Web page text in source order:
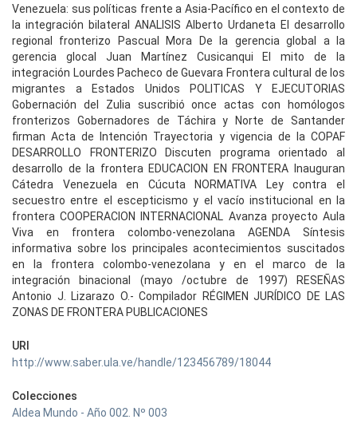
Venezuela: sus políticas frente a Asia-Pacífico en el contexto de
la integración bilateral ANALISIS Alberto Urdaneta El desarrollo
regional fronterizo Pascual Mora De la gerencia global a la
gerencia glocal Juan Martínez Cusicanqui El mito de la
integración Lourdes Pacheco de Guevara Frontera cultural de los
migrantes a Estados Unidos POLITICAS Y EJECUTORIAS
Gobernación del Zulia suscribió once actas con homólogos
fronterizos Gobernadores de Táchira y Norte de Santander
firman Acta de Intención Trayectoria y vigencia de la COPAF
DESARROLLO FRONTERIZO Discuten programa orientado al
desarrollo de la frontera EDUCACION EN FRONTERA Inauguran
Cátedra Venezuela en Cúcuta NORMATIVA Ley contra el
secuestro entre el escepticismo y el vacío institucional en la
frontera COOPERACION INTERNACIONAL Avanza proyecto Aula
Viva en frontera colombo-venezolana AGENDA Síntesis
informativa sobre los principales acontecimientos suscitados
en la frontera colombo-venezolana y en el marco de la
integración binacional (mayo /octubre de 1997) RESEÑAS
Antonio J. Lizarazo O.- Compilador RÉGIMEN JURÍDICO DE LAS
ZONAS DE FRONTERA PUBLICACIONES
URI
http://www.saber.ula.ve/handle/123456789/18044
Colecciones
Aldea Mundo - Año 002. Nº 003